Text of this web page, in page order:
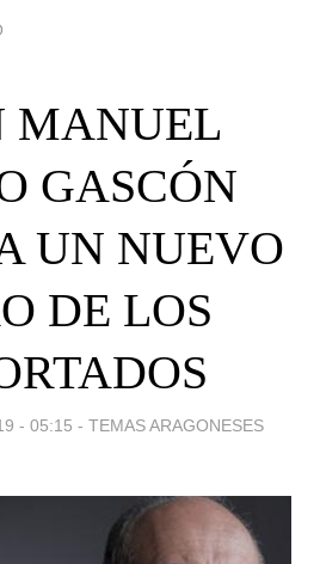
MANUEL
GASCÓN
UN NUEVO
DE LOS
- 05:15 - TEMAS ARAGONESES